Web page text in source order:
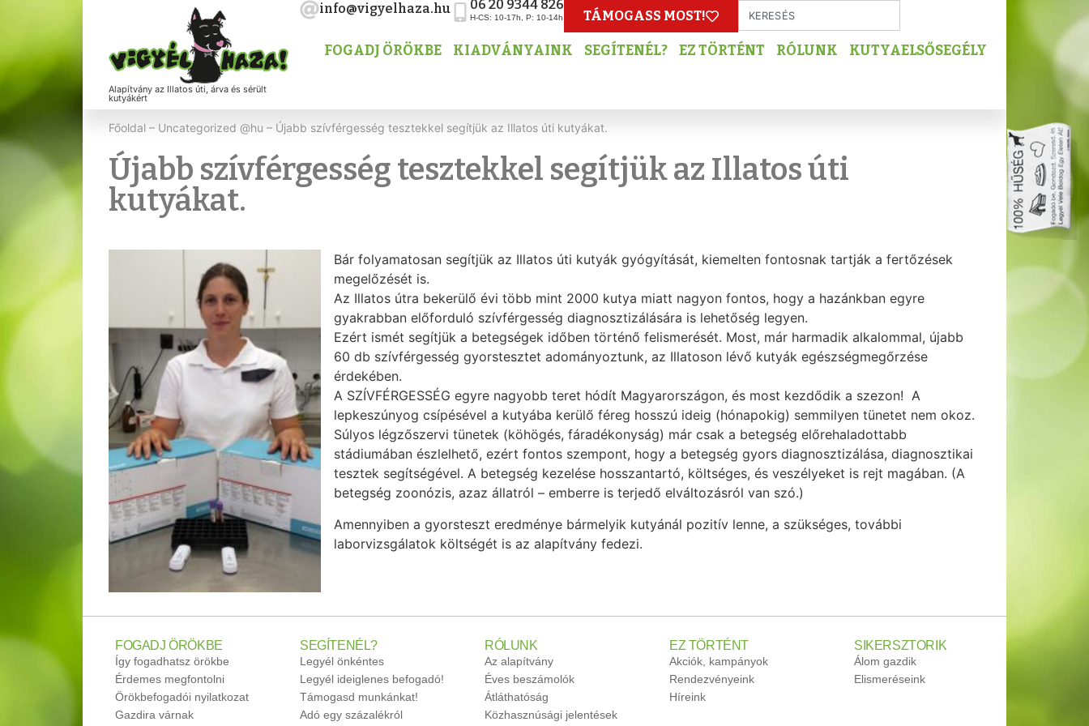
Alapítvány az Illatos úti, árva és sérült
kutyákért
info@vigyelhaza.hu 06 20 9344 826
H-CS: 10-17h, P: 10-14h TÁMOGASS MOST!
FOGADJ ÖRÖKBE KIADVÁNYAINK SEGÍTENÉL? EZ TÖRTÉNT RÓLUNK KUTYAELSŐSEGÉLY
Főoldal – Uncategorized @hu – Újabb szívférgesség tesztekkel segítjük az Illatos úti kutyákat.
Újabb szívférgesség tesztekkel segítjük az Illatos úti
kutyákat.
Bár folyamatosan segítjük az Illatos úti kutyák gyógyítását, kiemelten fontosnak tartják a fertőzések
megelőzését is.
Az Illatos útra bekerülő évi több mint 2000 kutya miatt nagyon fontos, hogy a hazánkban egyre
gyakrabban előforduló szívférgesség diagnosztizálására is lehetőség legyen.
Ezért ismét segítjük a betegségek időben történő felismerését. Most, már harmadik alkalommal, újabb
60 db szívférgesség gyorstesztet adományoztunk, az Illatoson lévő kutyák egészségmegőrzése
érdekében.
A SZÍVFÉRGESSÉG egyre nagyobb teret hódít Magyarországon, és most kezdődik a szezon! A
lepkeszúnyog csípésével a kutyába kerülő féreg hosszú ideig (hónapokig) semmilyen tünetet nem okoz.
Súlyos légzőszervi tünetek (köhögés, fáradékonyság) már csak a betegség előrehaladottabb
stádiumában észlelhető, ezért fontos szempont, hogy a betegség gyors diagnosztizálása, diagnosztikai
tesztek segítségével. A betegség kezelése hosszantartó, költséges, és veszélyeket is rejt magában. (A
betegség zoonózis, azaz állatról – emberre is terjedő elváltozásról van szó.)
Amennyiben a gyorsteszt eredménye bármelyik kutyánál pozitív lenne, a szükséges, további
laborvizsgálatok költségét is az alapítvány fedezi.
FOGADJ ÖRÖKBE
Így fogadhatsz örökbe
Érdemes megfontolni
Örökbefogadói nyilatkozat
Gazdira várnak
SEGÍTENÉL?
Legyél önkéntes
Legyél ideiglenes befogadó!
Támogasd munkánkat!
Adó egy százalékról
RÓLUNK
Az alapítvány
Éves beszámolók
Átláthatóság
Közhasznúsági jelentések
EZ TÖRTÉNT
Akciók, kampányok
Rendezvényeink
Híreink
SIKERSZTORIK
Álom gazdik
Elismeréseink